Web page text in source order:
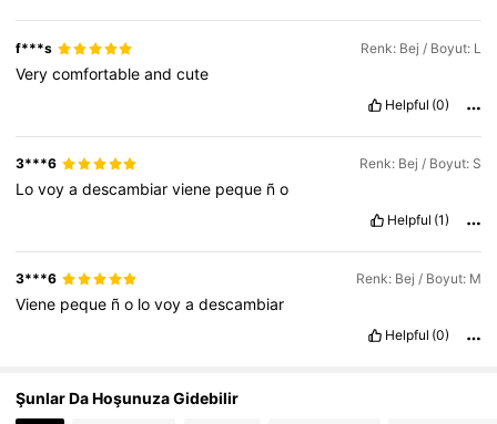
f***s Renk: Bej / Boyut: L
Verycomfortableandcute
Helpful (0)
3***6 Renk: Bej / Boyut: S
Lovoyadescambiarviene peque ño
Helpful (1)
3***6 Renk: Bej / Boyut: M
Viene peque ño lovoyadescambiar
Helpful (0)
Şunlar Da Hoşunuza Gidebilir